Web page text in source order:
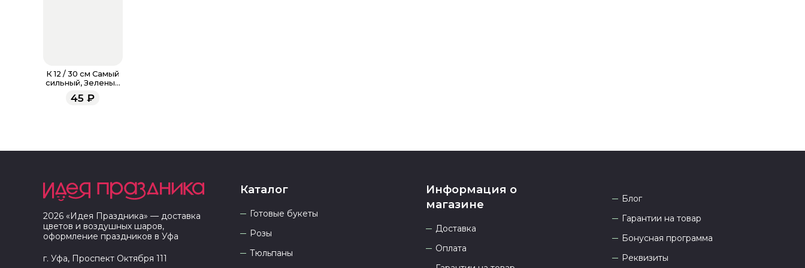
К 12 / 30 см Самый
сильный, Зеленый
Пастель 2 ст.
45 ₽
2026 «Идея Праздника» — доставка
цветов и воздушных шаров,
оформление праздников в Уфа
г. Уфа, Проспект Октября 111
Каталог
Готовые букеты
Розы
Тюльпаны
Информация о
магазине
Доставка
Оплата
Блог
Гарантии на товар
Бонусная программа
Реквизиты